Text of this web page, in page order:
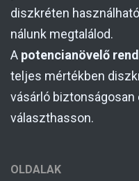
diszkréten
nálunk megtalálod.
A potencianövelő
teljes mértékben
vásárló
választhasson.
OLDALAK